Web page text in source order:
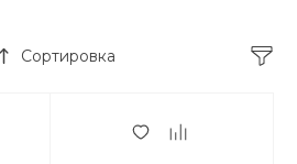
Сортировка